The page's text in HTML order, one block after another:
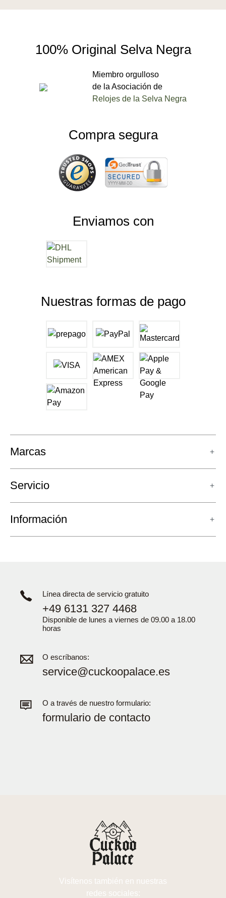
100% Original Selva Negra
Miembro orgulloso
de la Asociación de
Relojes de la Selva Negra
Compra segura
Enviamos con
Nuestras formas de pago
Marcas
Servicio
Información
Línea directa de servicio gratuito
+49 6131 327 4468
Disponible de lunes a viernes de 09.00 a 18.00
horas
O escríbanos:
service@cuckoopalace.es
O a través de nuestro formulario:
formulario de contacto
Visítenos también en nuestras
redes sociales: